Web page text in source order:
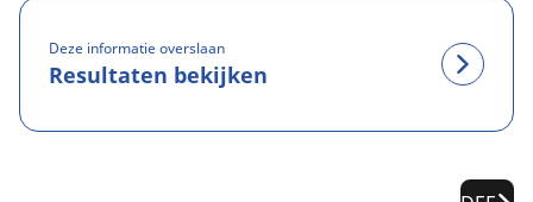
Deze informatie overslaan
Resultaten bekijken